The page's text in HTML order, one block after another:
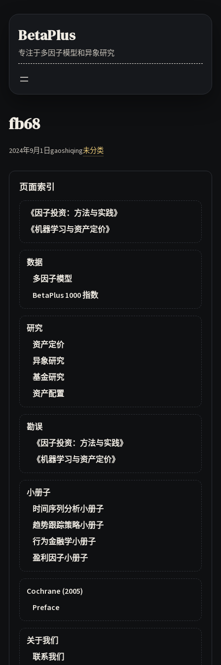
contentBetaPlus
专注于多因子模型和异象研究
fb68
2024年9月1日gaoshiqing未分类
页面索引
《因子投资：方法与实践》
《机器学习与资产定价》
数据
多因子模型
BetaPlus 1000 指数
研究
资产定价
异象研究
基金研究
资产配置
勘误
《因子投资：方法与实践》
《机器学习与资产定价》
小册子
时间序列分析小册子
趋势跟踪策略小册子
行为金融学小册子
盈利因子小册子
Cochrane (2005)
Preface
关于我们
联系我们